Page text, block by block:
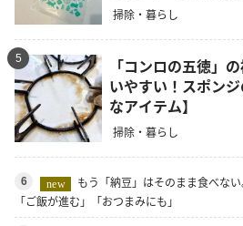
掃除・暮らし
5
「コンロの五徳」
いやすい！スポン
なアイテム】
掃除・暮らし
6 new
もう「納豆」はそのまま食べな
「ご飯が進む」「おつまみにも」